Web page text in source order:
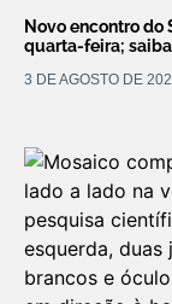
Novo encontro do
quarta-feira;
3 DE AGOSTO DE